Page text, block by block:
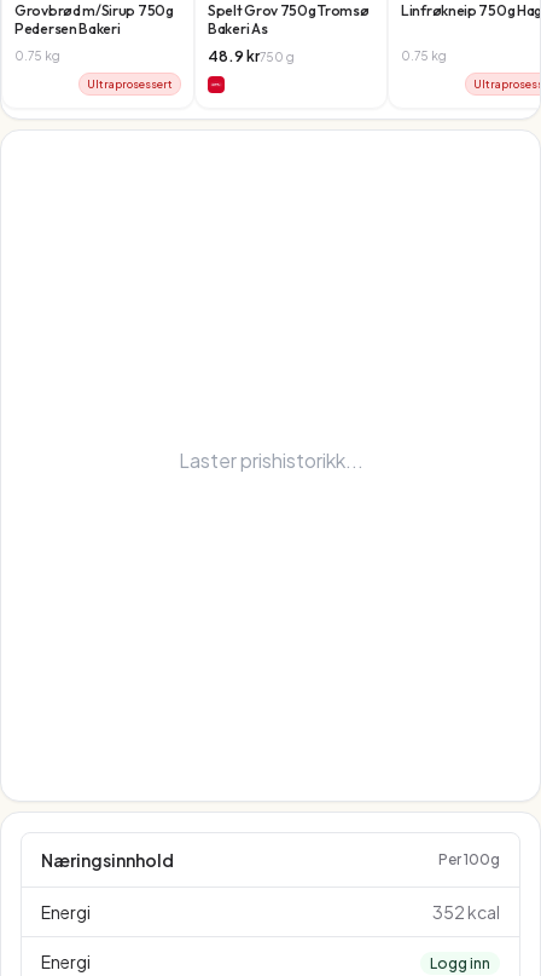
Grovbrød m/Sirup 750g
Pedersen Bakeri
0.75 kg
Ultraprosessert
Spelt Grov 750g Tromsø
Bakeri As
48.9 kr750 g
Linfrøkneip 750g
0.75 kg
Laster prishistorikk...
Næringsinnhold Per 100g
Energi 352 kcal
Energi Logg inn